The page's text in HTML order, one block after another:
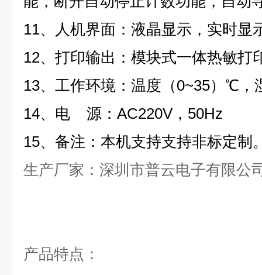
11、人机界面：液晶显示，实时显
12、打印输出：模块式一体热敏打
13、工作环境：温度（0~35）℃，
14、电 源： AC220V ， 50Hz
15、备注：本机支持支持非标定制
生产厂家：深圳市普云电子有限公
产品特点：